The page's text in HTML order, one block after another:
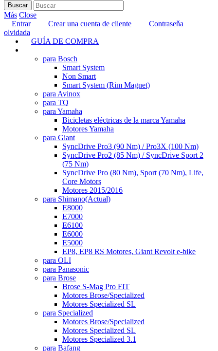
Buscar
Más Close
Entrar
Crear una cuenta de cliente
Contraseňa
olvidada
GUÍA DE COMPRA
para Bosch
Smart System
Non Smart
Smart System (Rim Magnet)
para Avinox
para TQ
para Yamaha
Bicicletas eléctricas de la marca Yamaha
Motores Yamaha
para Giant
SyncDrive Pro3 (90 Nm) / Pro3X (100 Nm)
SyncDrive Pro2 (85 Nm) / SyncDrive Sport 2
(75 Nm)
SyncDrive Pro (80 Nm), Sport (70 Nm), Life,
Core Motors
Motores 2015/2016
para Shimano(Actual)
E8000
E7000
E6100
E6000
E5000
EP8, EP8 RS Motores, Giant Revolt e-bike
para OLI
para Panasonic
para Brose
Brose S-Mag Pro FIT
Motores Brose/Specialized
Motores Specialized SL
para Specialized
Motores Brose/Specialized
Motores Specialized SL
Motores Specialized 3.1
para Bafang